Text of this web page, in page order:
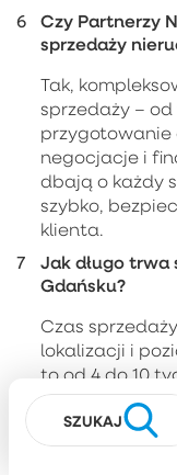
Czy Partnerzy
sprzedaży
Tak,
sprzedaży –
przygotowanie
negocjacje i
dbają o każdy
szybko,
klienta.
Jak długo
Gdańsku?
Czas
lokalizacji i
to od 4 do 10
odpowiednio
agencję
znacznie
SZUKAJ